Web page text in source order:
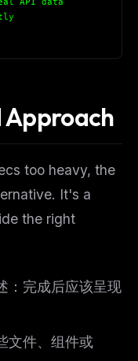
Approach
too heavy, the
It's a
the right
：完成后应该呈现
文件、组件或